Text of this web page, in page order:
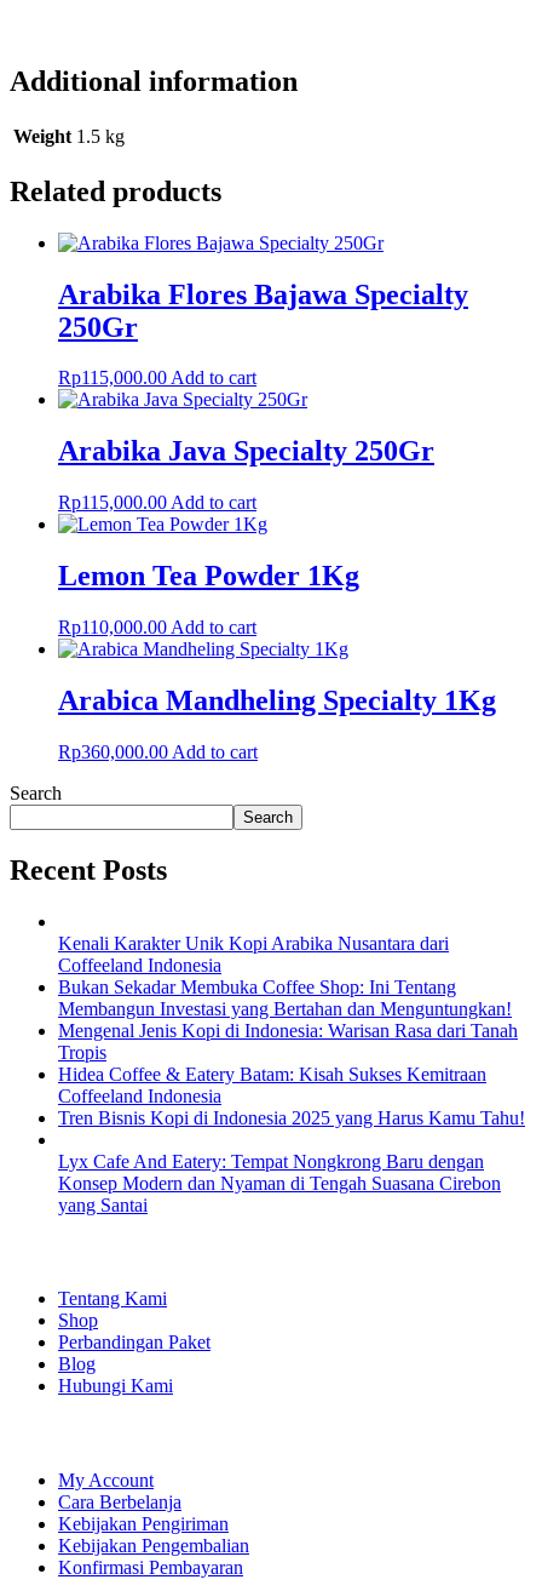
Additional information
Weight 1.5 kg
Related products
Arabika Flores Bajawa Specialty
250Gr
Rp115,000.00Add to cart
Arabika Java Specialty 250Gr
Rp115,000.00 Add to cart
Lemon Tea Powder 1Kg
Rp110,000.00 Add to cart
Arabica Mandheling Specialty 1Kg
Rp360,000.00 Add to cart
Search
Search
Recent Posts
Kenali Karakter Unik Kopi Arabika Nusantara dari
Coffeeland Indonesia
Bukan Sekadar Membuka Coffee Shop: Ini Tentang
Membangun Investasi yang Bertahan dan Menguntungkan!
Mengenal Jenis Kopi di Indonesia: Warisan Rasa dari Tanah
Tropis
Hidea Coffee & Eatery Batam: Kisah Sukses Kemitraan
Coffeeland Indonesia
Tren Bisnis Kopi di Indonesia 2025 yang Harus Kamu Tahu!
Lyx Cafe And Eatery: Tempat Nongkrong Baru dengan
Konsep Modern dan Nyaman di Tengah Suasana Cirebon
yang Santai
Tentang Kami
Shop
Perbandingan Paket
Blog
Hubungi Kami
My Account
Cara Berbelanja
Kebijakan Pengiriman
Kebijakan Pengembalian
Konfirmasi Pembayaran